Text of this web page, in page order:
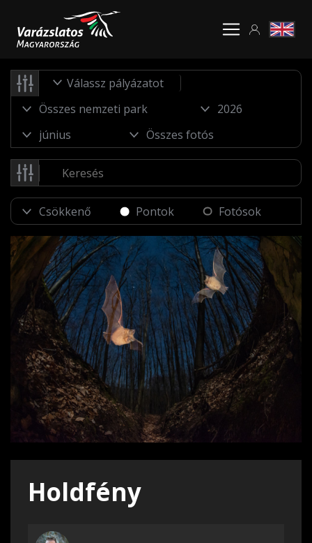
Válassz pályázatot
Pontok Fotósok
Holdfény